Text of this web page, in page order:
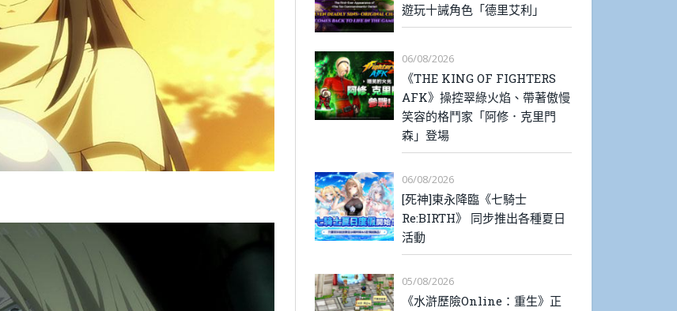
遊玩十誡角色「德里艾利」
06/08/2026
《THE KING OF FIGHTERS
AFK》操控翠綠火焰、帶著傲慢
笑容的格鬥家「阿修．克里門
森」登場
06/08/2026
[死神]東永降臨《七騎士
Re:BIRTH》 同步推出各種夏日
活動
05/08/2026
《水滸歷險Online：重生》正